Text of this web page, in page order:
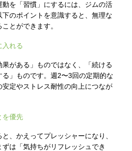
動を「習慣」にするには、ジムの活
のポイントを意識すると、無理な
とができます。
入れる
がある」ものではなく、「続ける
る」ものです。週2〜3回の定期的な
定やストレス耐性の向上につなが
を優先
、かえってプレッシャーになり、
は「気持ちがリフレッシュでき